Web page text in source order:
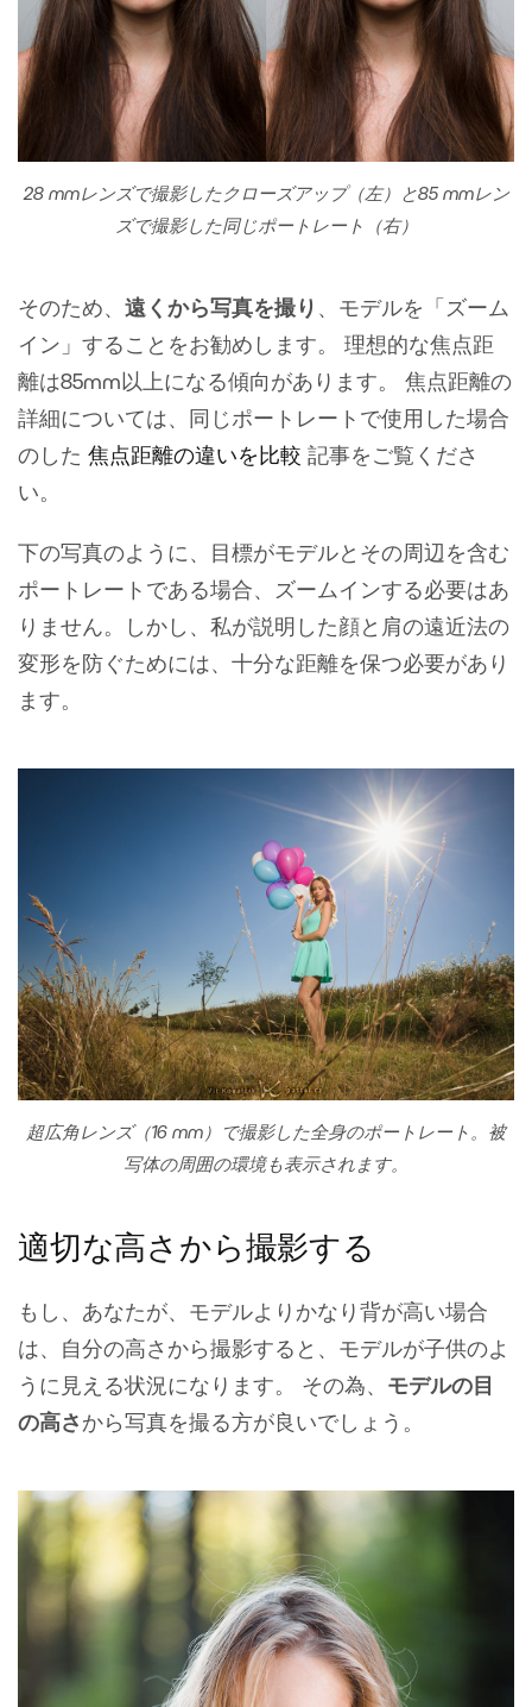
28 mmレンズで撮影したクローズアップ（左）と85 mmレン
ズで撮影した同じポートレート（右）
そのため、 遠くから写真を撮り 、モデルを「ズーム
イン」することをお勧めします。 理想的な焦点距
離は85mm以上になる傾向があります。 焦点距離の
詳細については、同じポートレートで使用した場合
のした 焦点距離の違いを比較 記事をご覧くださ
い。
下の写真のように、目標がモデルとその周辺を含む
ポートレートである場合、ズームインする必要はあ
りません。しかし、私が説明した顔と肩の遠近法の
変形を防ぐためには、十分な距離を保つ必要があり
ます。
超広角レンズ（16 mm）で撮影した全身のポートレート。被
写体の周囲の環境も表示されます。
適切な高さから撮影する
もし、あなたが、モデルよりかなり背が高い場合
は、自分の高さから撮影すると、モデルが子供のよ
うに見える状況になります。 その為、 モデルの目
の高さ から写真を撮る方が良いでしょう。